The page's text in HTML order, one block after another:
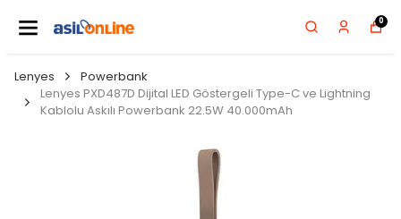
0
Lenyes
Powerbank
Lenyes PXD487D Dijital LED Göstergeli Type-C ve Lightning
Kablolu Askılı Powerbank 22.5W 40.000mAh